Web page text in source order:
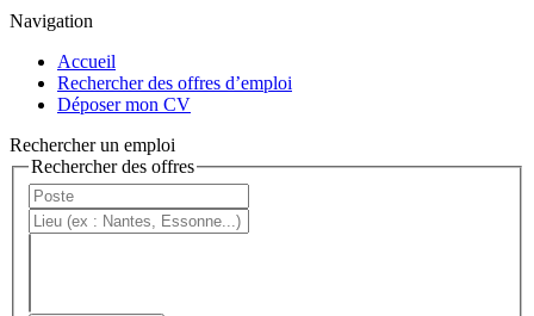
Navigation
Accueil
Rechercher des offres d’emploi
Déposer mon CV
Rechercher un emploi
Rechercher des offres